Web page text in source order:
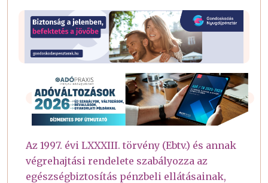
Az 1997. évi LXXXIII. törvény (Ebtv.) és annak
végrehajtási rendelete szabályozza az
egészségbiztosítás pénzbeli ellátásainak,